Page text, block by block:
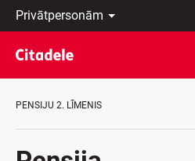
Privātpersonām
Uzņēmumiem
Private
Banking
Par
C
lv
Latviski
По-
русски
In
PENSIJU 2. LĪMENIS